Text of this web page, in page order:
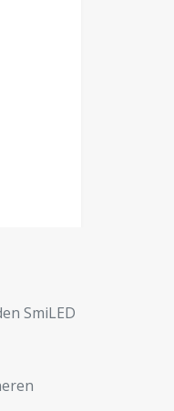
SmiLED